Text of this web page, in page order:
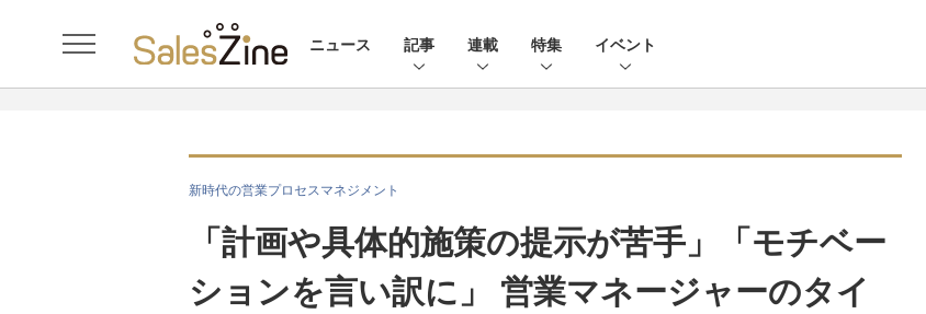
ニュース 記事 連載 特集 イベント
新時代の営業プロセスマネジメント
「計画や具体的施策の提示が苦手」「モチベー
ションを言い訳に」 営業マネージャーのタイ